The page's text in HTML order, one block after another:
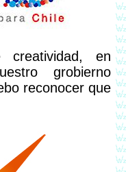
grobierno
reconocer que